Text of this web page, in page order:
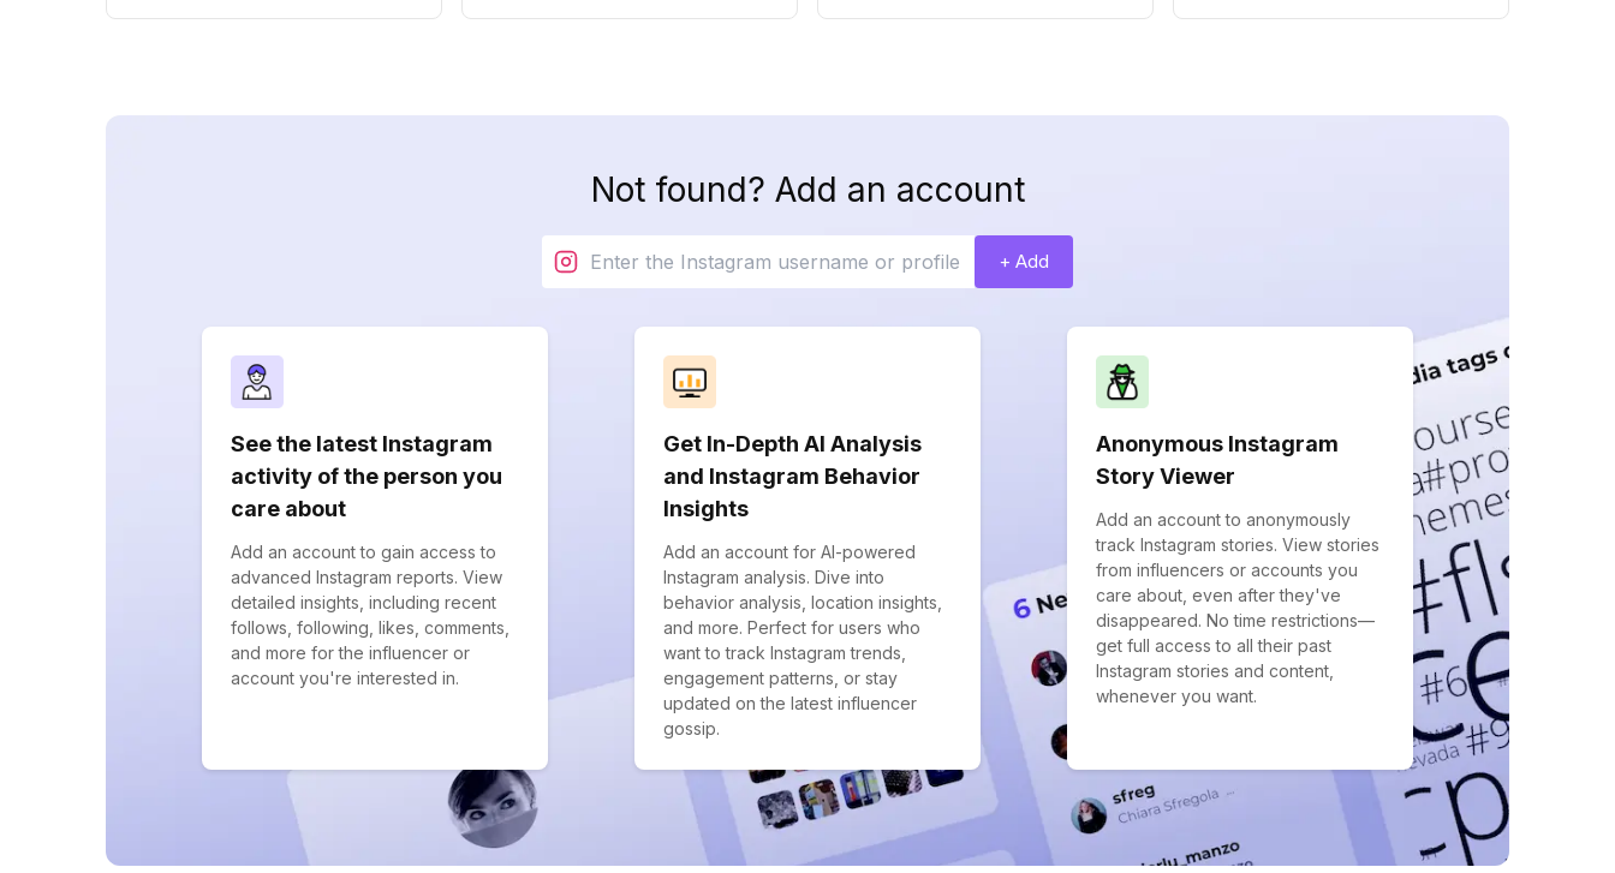
Not found? Add an account
+ Add
See the latest Instagram
activity of the person you
care about
Add an account to gain access to
advanced Instagram reports. View
detailed insights, including recent
follows, following, likes, comments,
and more for the influencer or
account you're interested in.
Get In-Depth AI Analysis
and Instagram Behavior
Insights
Add an account for AI-powered
Instagram analysis. Dive into
behavior analysis, location insights,
and more. Perfect for users who
want to track Instagram trends,
engagement patterns, or stay
updated on the latest influencer
gossip.
Anonymous Instagram
Story Viewer
Add an account to anonymously
track Instagram stories. View stories
from influencers or accounts you
care about, even after they've
disappeared. No time restrictions—
get full access to all their past
Instagram stories and content,
whenever you want.